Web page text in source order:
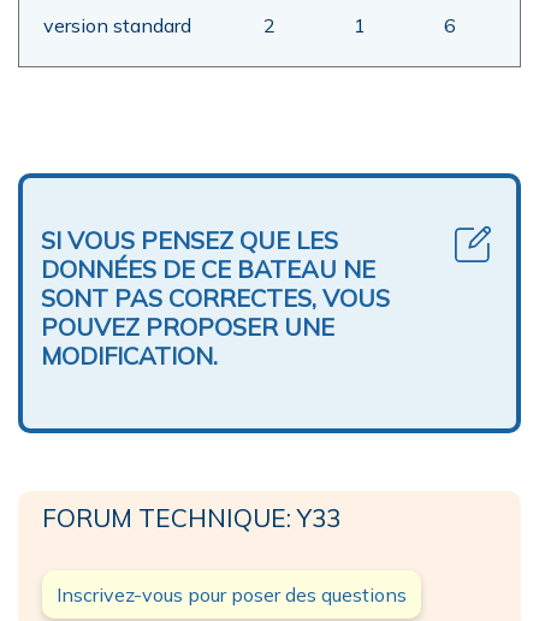
version standard 2 1 6
SI VOUS PENSEZ QUE LES
DONNÉES DE CE BATEAU NE
SONT PAS CORRECTES, VOUS
POUVEZ PROPOSER UNE
MODIFICATION.
FORUM TECHNIQUE: Y33
Inscrivez-vous pour poser des questions